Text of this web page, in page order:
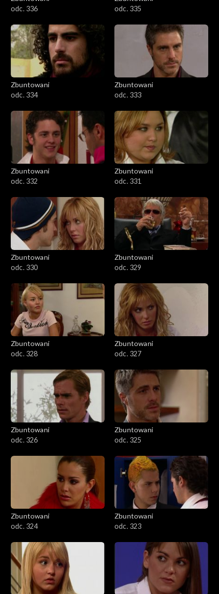
odc. 336
odc. 335
Zbuntowani
odc. 334
Zbuntowani
odc. 333
Zbuntowani
odc. 332
Zbuntowani
odc. 331
Zbuntowani
odc. 330
Zbuntowani
odc. 329
Zbuntowani
odc. 328
Zbuntowani
odc. 327
Zbuntowani
odc. 326
Zbuntowani
odc. 325
Zbuntowani
odc. 324
Zbuntowani
odc. 323